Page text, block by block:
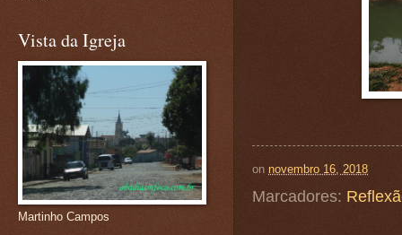
on novembro 16, 2018
Marcadores:
Vista da Igreja
Martinho Campos